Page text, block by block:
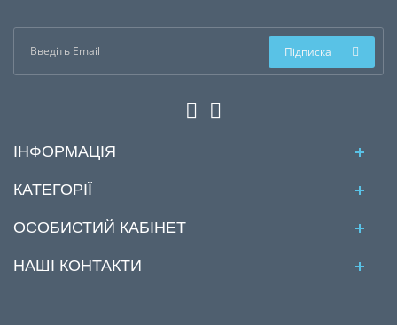
Підписка
ІНФОРМАЦІЯ
КАТЕГОРІЇ
ОСОБИСТИЙ КАБІНЕТ
НАШІ КОНТАКТИ